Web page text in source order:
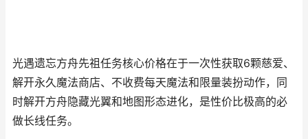
光遇遗忘方舟先祖任务核心价格在于一次性获取6颗慈爱、
解开永久魔法商店、不收费每天魔法和限量装扮动作，同
时解开方舟隐藏光翼和地图形态进化，是性价比极高的必
做长线任务。